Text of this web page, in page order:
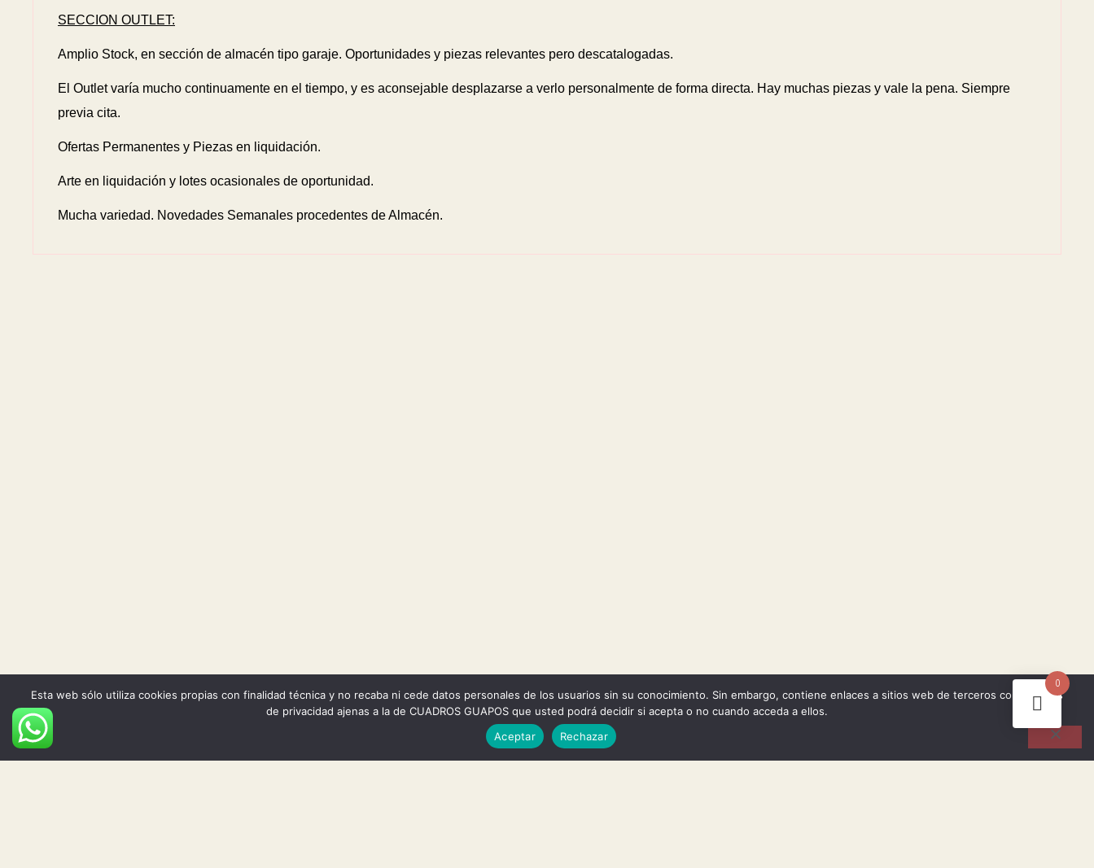
SECCION OUTLET:
Amplio Stock, en sección de almacén tipo garaje. Oportunidades y piezas relevantes pero descatalogadas.
El Outlet varía mucho continuamente en el tiempo, y es aconsejable desplazarse a verlo personalmente de forma directa. Hay muchas piezas y vale la pena. Siempre
previa cita.
Ofertas Permanentes y Piezas en liquidación.
Arte en liquidación y lotes ocasionales de oportunidad.
Mucha variedad. Novedades Semanales procedentes de Almacén.
0
Esta web sólo utiliza cookies propias con finalidad técnica y no recaba ni cede datos personales de los usuarios sin su conocimiento. Sin embargo, contiene enlaces a sitios web de terceros con políticas
de privacidad ajenas a la de CUADROS GUAPOS que usted podrá decidir si acepta o no cuando acceda a ellos.
Aceptar
Rechazar